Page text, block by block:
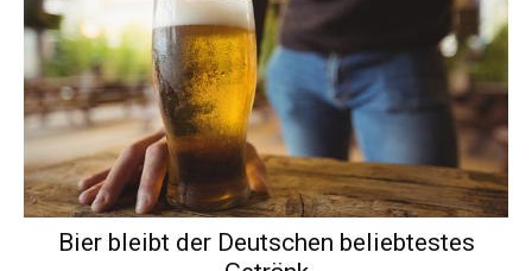
Bier bleibt der Deutschen beliebtestes